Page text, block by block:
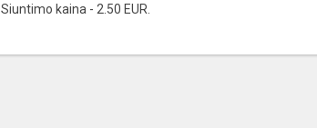
Siuntimo kaina - 2.50 EUR.